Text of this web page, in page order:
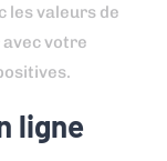
les valeurs de
avec votre
ligne